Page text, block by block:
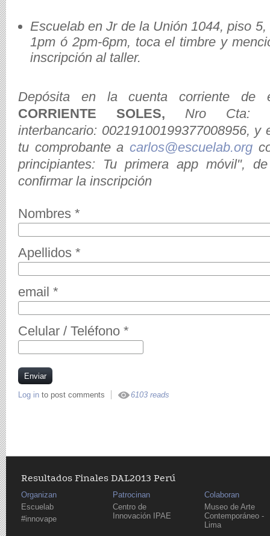
Escuelab en Jr de la Unión 1044, piso
1pm ó 2pm-6pm, toca el timbre y
inscripción al taller.
Depósita en la cuenta corriente de
CORRIENTE SOLES, Nro Cta:
interbancario: 00219100199377008956,
tu comprobante a carlos@escuelab.org
principiantes: Tu primera app móvil",
confirmar la inscripción
Nombres *
Apellidos *
email *
Celular / Teléfono *
Log in to post comments 6103 reads
Resultados Finales DAL2013 Perú
Organizan
Escuelab
#innovape
Patrocinan
Centro de
Innovación IPAE
Colaboran
Museo de Arte
Contemporáneo -
Lima